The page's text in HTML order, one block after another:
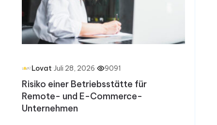
Lovat·Juli 28, 2026· 9091
Risiko einer Betriebsstätte für
Remote- und E-Commerce-
Unternehmen